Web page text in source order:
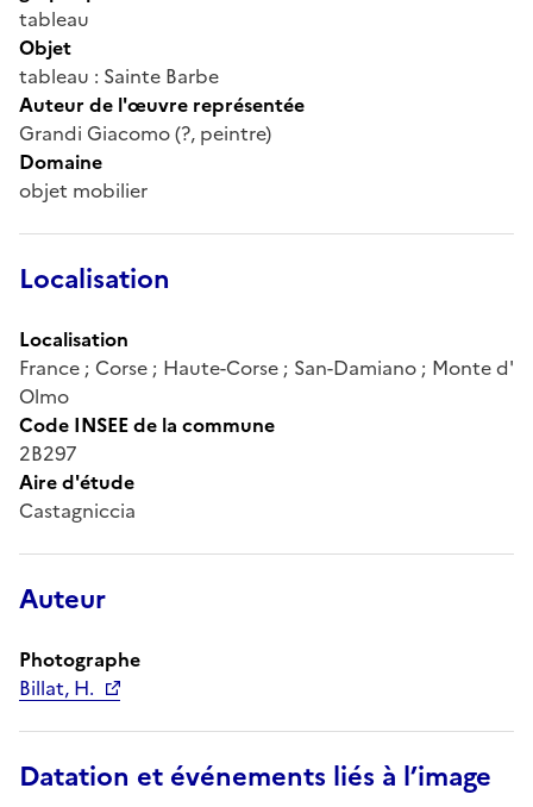
tableau
Objet
tableau : Sainte Barbe
Auteur de l'œuvre représentée
Grandi Giacomo (?, peintre)
Domaine
objet mobilier
Localisation
Localisation
France ; Corse ; Haute-Corse ; San-Damiano ; Monte d'
Olmo
Code INSEE de la commune
2B297
Aire d'étude
Castagniccia
Auteur
Photographe
Billat, H.
Datation et événements liés à l’image